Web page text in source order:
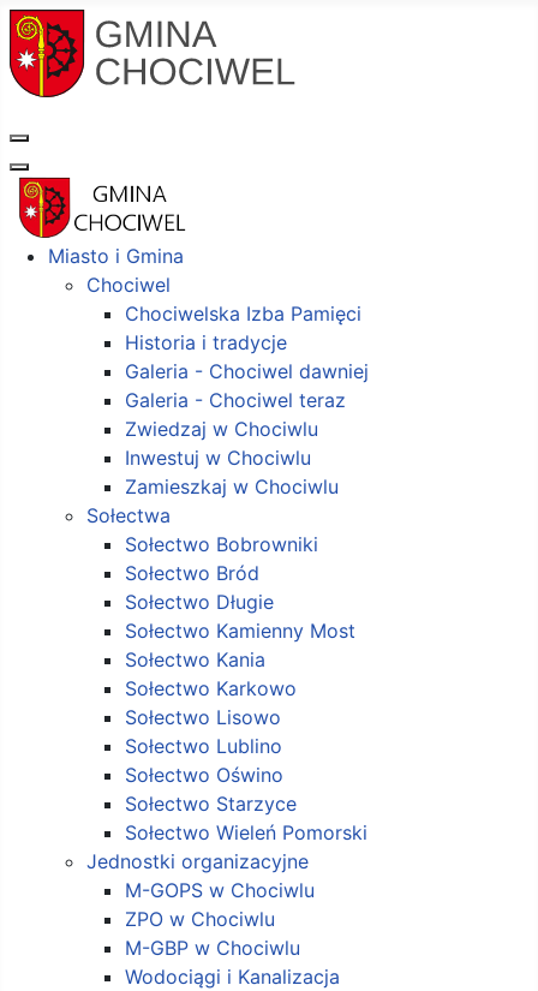
Miasto i Gmina
Chociwel
Chociwelska Izba Pamięci
Historia i tradycje
Galeria - Chociwel dawniej
Galeria - Chociwel teraz
Zwiedzaj w Chociwlu
Inwestuj w Chociwlu
Zamieszkaj w Chociwlu
Sołectwa
Sołectwo Bobrowniki
Sołectwo Bród
Sołectwo Długie
Sołectwo Kamienny Most
Sołectwo Kania
Sołectwo Karkowo
Sołectwo Lisowo
Sołectwo Lublino
Sołectwo Oświno
Sołectwo Starzyce
Sołectwo Wieleń Pomorski
Jednostki organizacyjne
M-GOPS w Chociwlu
ZPO w Chociwlu
M-GBP w Chociwlu
Wodociągi i Kanalizacja